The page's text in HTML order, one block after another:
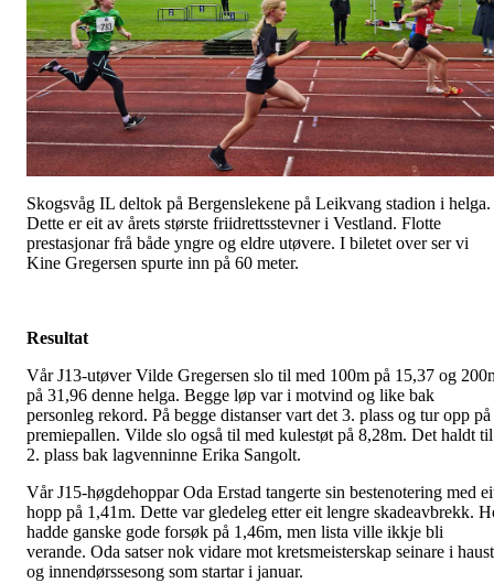
Skogsvåg IL deltok på Bergenslekene på Leikvang stadion i helga.
Dette er eit av årets største friidrettsstevner i Vestland. Flotte
prestasjonar frå både yngre og eldre utøvere. I biletet over ser vi
Kine Gregersen spurte inn på 60 meter.
Resultat
Vår J13-utøver Vilde Gregersen slo til med 100m på 15,37 og
på 31,96 denne helga. Begge løp var i motvind og like bak
personleg rekord. På begge distanser vart det 3. plass og tur opp på
premiepallen. Vilde slo også til med kulestøt på 8,28m. Det haldt til
2. plass bak lagvenninne Erika Sangolt.
Vår J15-høgdehoppar Oda Erstad tangerte sin bestenotering med
hopp på 1,41m. Dette var gledeleg etter eit lengre skadeavbrekk.
hadde ganske gode forsøk på 1,46m, men lista ville ikkje bli
verande. Oda satser nok vidare mot kretsmeisterskap seinare i haust
og innendørssesong som startar i januar.